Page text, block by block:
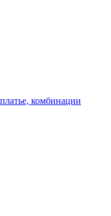
комбинации